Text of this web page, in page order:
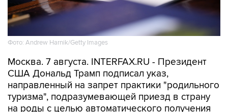
Фото: Andrew Harnik/Getty Images
Москва. 7 августа. INTERFAX.RU - Президент
США Дональд Трамп подписал указ,
направленный на запрет практики "родильного
туризма", подразумевающей приезд в страну
на роды с целью автоматического получения